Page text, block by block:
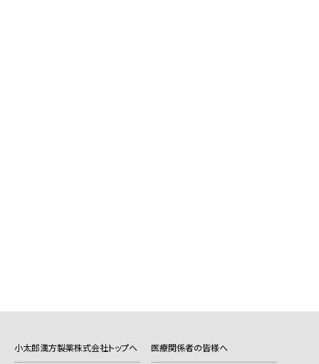
小太郎漢方製薬株式会社トップへ 医療関係者の皆様へ